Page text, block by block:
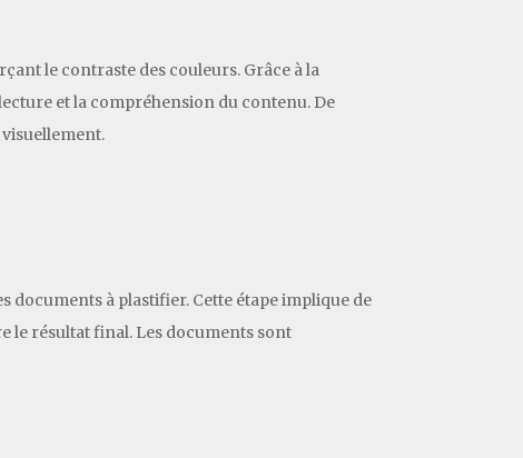
le contraste des couleurs. Grâce à la
et la compréhension du contenu. De
documents à plastifier. Cette étape implique de
le résultat final. Les documents sont